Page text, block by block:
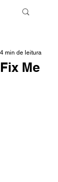
Fix Me
4 min de leitura